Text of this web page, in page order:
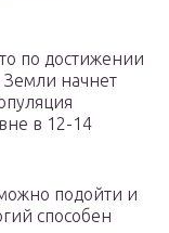
по достижении
Земли начнет
в 12-14
подойти и
способен